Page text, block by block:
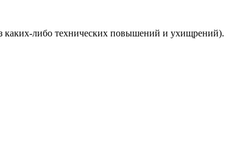
каких-либо технических повышений и ухищрений).